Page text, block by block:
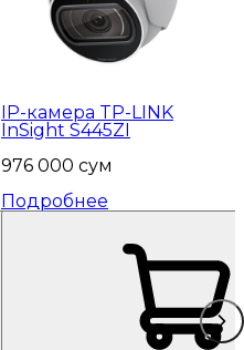
IP-камера TP-LINK
InSight S445ZI
976 000 сум
Подробнее